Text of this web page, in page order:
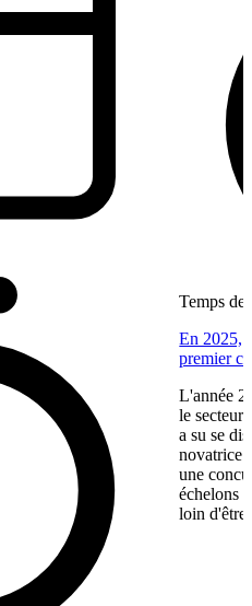
Temps de
En 2025,
premier
L'année
le secteur
a su se
novatrice.
une
échelons
loin d'être